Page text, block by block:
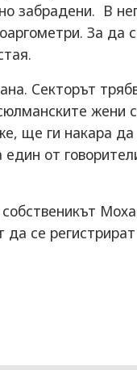
забрадени. В
За да
Секторът
жени
ще ги накара да
от
се